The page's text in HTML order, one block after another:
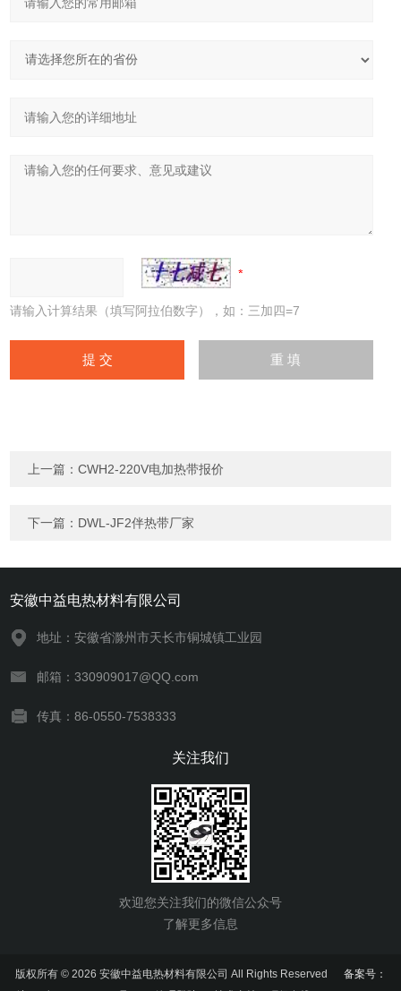
请输入计算结果（填写阿拉伯数字），如：三加四=7
上一篇：CWH2-220V电加热带报价
下一篇： DWL-JF2伴热带厂家
安徽中益电热材料有限公司
地址：安徽省滁州市天长市铜城镇工业园
邮箱：330909017@QQ.com
传真：86-0550-7538333
关注我们
欢迎您关注我们的微信公众号
了解更多信息
版权所有 © 2026 安徽中益电热材料有限公司 All Rights Reserved 备案号：